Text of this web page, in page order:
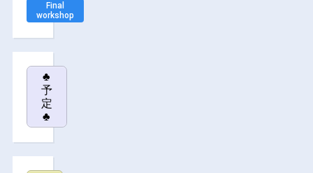
Final
workshop
♣
予
定
♣